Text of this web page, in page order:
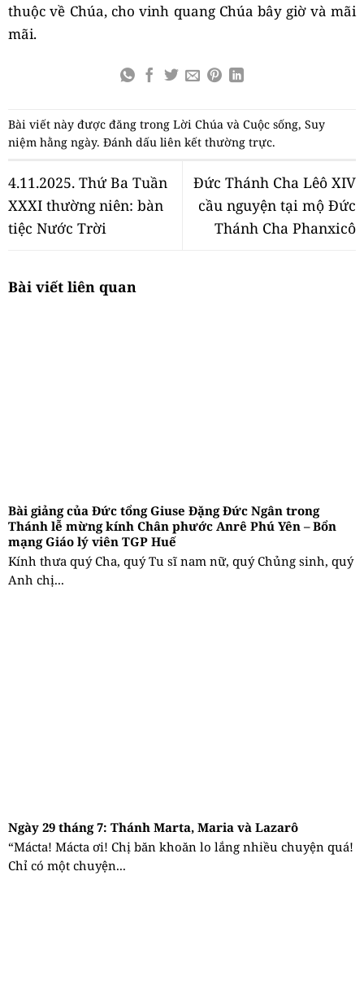
thuộc về Chúa, cho vinh quang Chúa bây giờ và mãi
mãi.
Bài viết này được đăng trong Lời Chúa và Cuộc sống, Suy
niệm hằng ngày. Đánh dấu liên kết thường trực.
4.11.2025. Thứ Ba Tuần
XXXI thường niên: bàn
tiệc Nước Trời
Đức Thánh Cha Lêô XIV
cầu nguyện tại mộ Đức
Thánh Cha Phanxicô
Bài viết liên quan
Bài giảng của Đức tổng Giuse Đặng Đức Ngân trong
Thánh lễ mừng kính Chân phước Anrê Phú Yên – Bổn
mạng Giáo lý viên TGP Huế
Kính thưa quý Cha, quý Tu sĩ nam nữ, quý Chủng sinh, quý
Anh chị...
Ngày 29 tháng 7: Thánh Marta, Maria và Lazarô
“Mácta! Mácta ơi! Chị băn khoăn lo lắng nhiều chuyện quá!
Chỉ có một chuyện...